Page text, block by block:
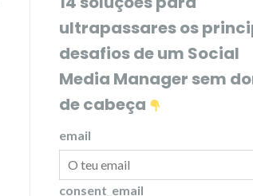
ultrapassares os
desafios de um Social
Media Manager sem
de cabeça
email
consent_email